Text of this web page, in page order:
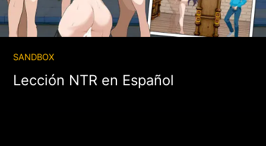
SANDBOX
Lección NTR en Español